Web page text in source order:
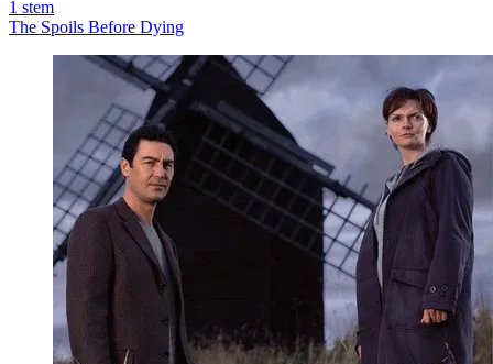
1 stem
The Spoils Before Dying